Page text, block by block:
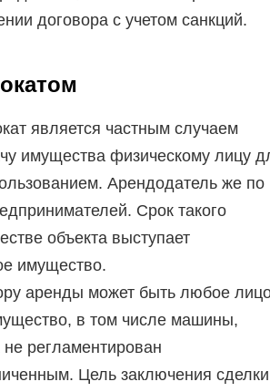
договора с учетом санкций.
является частным случаем
имущества физическому лицу
Арендодатель же по
Срок такого
объекта выступает
имущество.
аренды может быть любое
в том числе машины,
регламентирован
Цель заключения сделки